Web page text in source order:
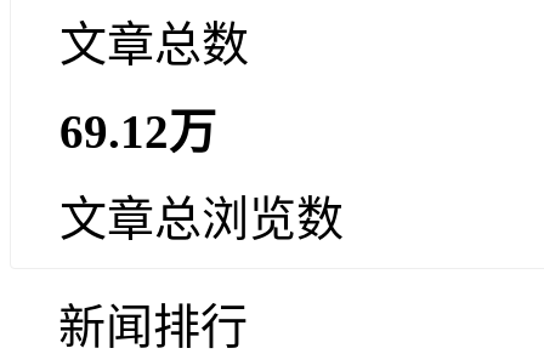
文章总数
69.12万
文章总浏览数
新闻排行